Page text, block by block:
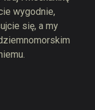
wygodnie,
się, a my